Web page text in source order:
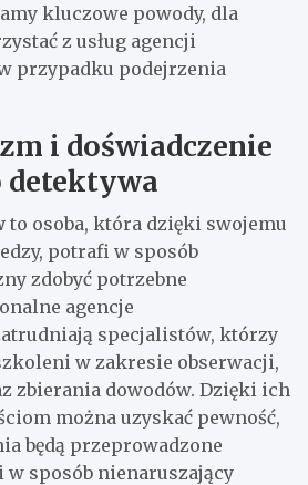
kluczowe powody, dla
z usług agencji
przypadku podejrzenia
i doświadczenie
to osoba, która dzięki swojemu
potrafi w sposób
zdobyć potrzebne
agencje
specjalistów, którzy
w zakresie obserwacji,
zbierania dowodów. Dzięki ich
można uzyskać pewność,
będą przeprowadzone
w sposób nienaruszający